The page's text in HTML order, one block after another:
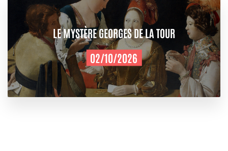
LE MYSTÈRE GEORGES DE LA TOUR
02/10/2026